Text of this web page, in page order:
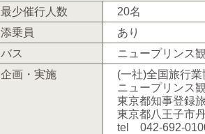
最少催行人数
20名
添乗員
あり
バス
ニュープリンス
企画・実施
(一社)全国旅行業
ニュープリンス
東京都知事登録
東京都八王子市
tel 042-692-